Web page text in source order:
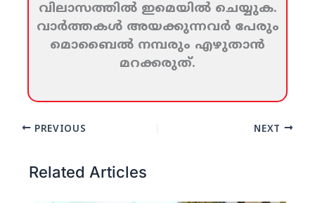
വിലാസത്തില്‍ ഇമെയില്‍ ചെയ്യുക.
വാര്‍ത്തകള്‍ അയക്കുന്നവര്‍ പേരും
മൊബൈല്‍ നമ്പരും എഴുതാന്‍
മറക്കരുത്‌.
PREVIOUS NEXT
Related Articles